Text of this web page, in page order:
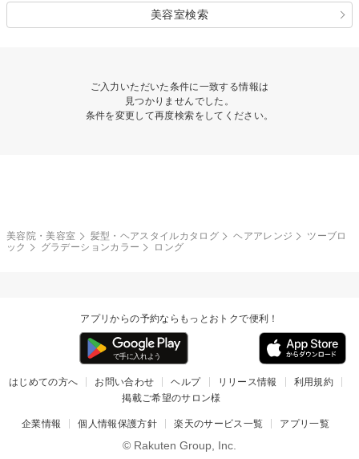
美容室検索
ご入力いただいた条件に一致する情報は
見つかりませんでした。
条件を変更して再度検索をしてください。
美容院・美容室 髪型・ヘアスタイルカタログ ヘアアレンジ
ツーブロ
ック
グラデーションカラー ロング
アプリからの予約ならもっとおトクで便利！
はじめての方へ お問い合わせ ヘルプ リリース情報
利用規約
掲載ご希望のサロン様
企業情報 個人情報保護方針 楽天のサービス一覧 アプリ一覧
© Rakuten Group, Inc.